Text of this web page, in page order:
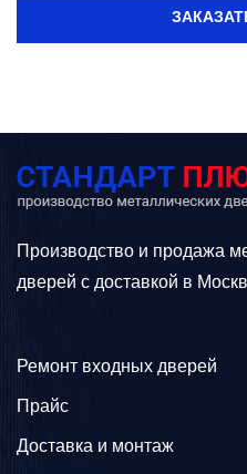
Производство и продажа
дверей с доставкой в
Ремонт входных дверей
Прайс
Доставка и монтаж